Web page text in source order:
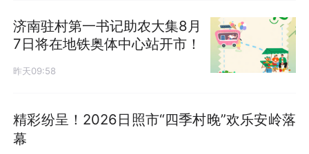
济南驻村第一书记助农大集8月
7日将在地铁奥体中心站开市！
昨天09:58
精彩纷呈！2026日照市“四季村晚”欢乐安岭落
幕